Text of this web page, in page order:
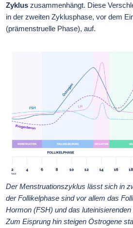
Zyklus zusammenhängt. Diese
in der zweiten Zyklusphase, vor dem
(prämenstruelle Phase), auf.
Der Menstruationszyklus lässt sich in
der Follikelphase sind vor allem das
Hormon (FSH) und das
Zum Eisprung hin steigen Östrogene